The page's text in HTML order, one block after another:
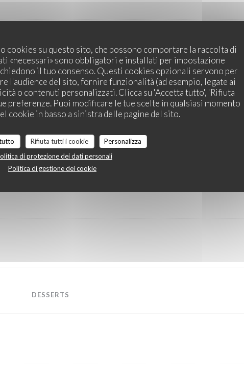
cookies su questo sito, che possono comportare la raccolta di
«necessari» sono obbligatori e installati per impostazione
il tuo consenso. Questi cookies opzionali servono per
l'audience del sito, fornire funzionalità (ad esempio, legate ai
o contenuti personalizzati. Clicca su 'Accetta tutto', 'Rifiuta
preferenze. Puoi modificare le tue scelte in qualsiasi momento
cookie in basso a sinistra delle pagine del sito.
Rifiuta tutti i cookie
Personalizza
di protezione dei dati personali
Politica di gestione dei cookie
DESSERTS